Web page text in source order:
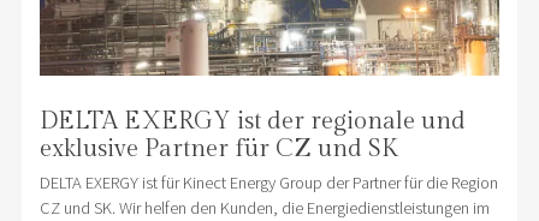
DELTA EXERGY ist der regionale und
exklusive Partner für CZ und SK
DELTA EXERGY ist für Kinect Energy Group der Partner für die Region
CZ und SK. Wir helfen den Kunden, die Energiedienstleistungen im